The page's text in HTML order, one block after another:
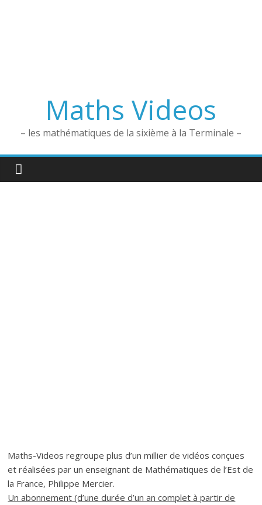
Maths Videos
– les mathématiques de la sixième à la Terminale –
Maths-Videos regroupe plus d’un millier de vidéos conçues
et réalisées par un enseignant de Mathématiques de l’Est de
la France, Philippe Mercier.
Un abonnement (d’une durée d’un an complet à partir de